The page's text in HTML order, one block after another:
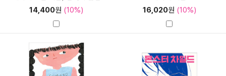
14,400원 (10%)
16,020원 (10%)